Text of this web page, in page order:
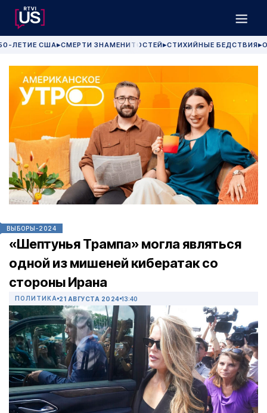
ЛЕТИЕ США▶СМЕРТИ ЗНАМЕНИТОСТЕЙ▶СТИХИЙНЫЕ БЕДСТВИЯ▶
ВЫБОРЫ-2024
«Шептунья Трампа» могла являться
одной из мишеней кибератак со
стороны Ирана
ПОЛИТИКА 21 АВГУСТА 2024 13:40